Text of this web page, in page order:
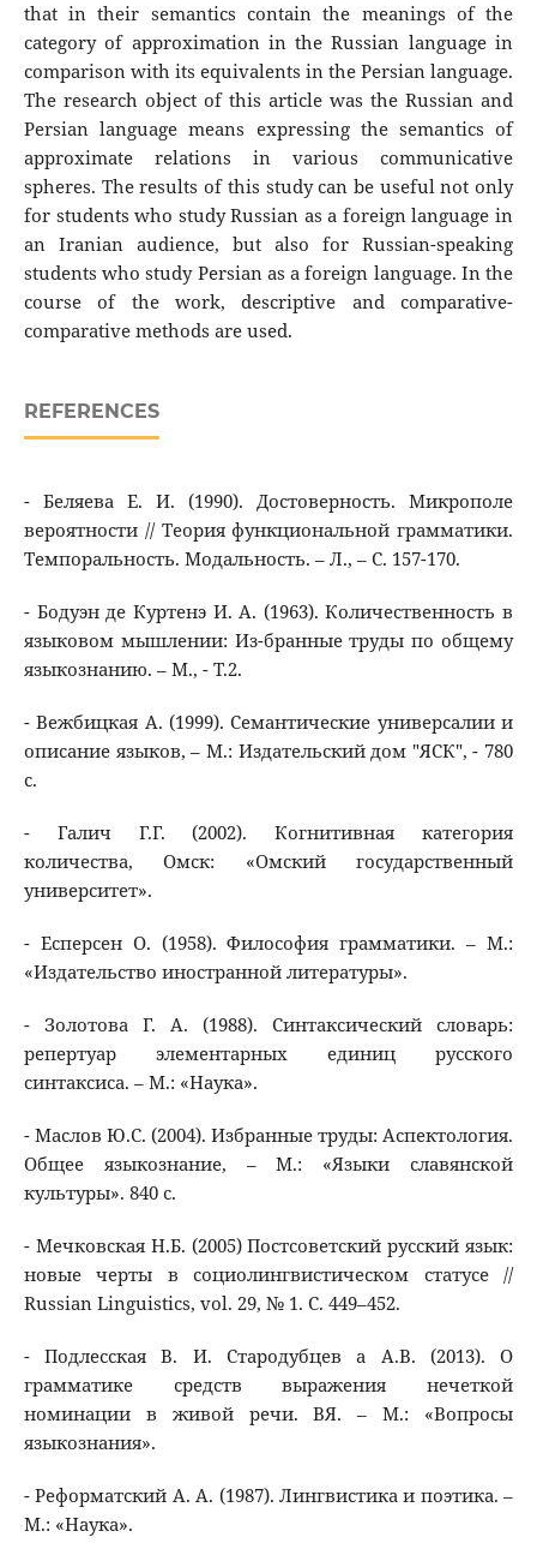
that in their semantics contain the meanings of the
category of approximation in the Russian language in
comparison with its equivalents in the Persian language.
The research object of this article was the Russian and
Persian language means expressing the semantics of
approximate relations in various communicative
spheres. The results of this study can be useful not only
for students who study Russian as a foreign language in
an Iranian audience, but also for Russian-speaking
students who study Persian as a foreign language. In the
course of the work, descriptive and comparative-
comparative methods are used.
REFERENCES
- Беляева Е. И. (1990). Достоверность. Микрополе
вероятности // Теория функциональной грамматики.
Темпоральность. Модальность. – Л., – С. 157-170.
- Бодуэн де Куртенэ И. А. (1963). Количественность в
языковом мышлении: Из-бранные труды по общему
языкознанию. – М., - Т.2.
- Вежбицкая А. (1999). Семантические универсалии и
описание языков, – М.: Издательский дом "ЯСК", - 780
с.
- Галич Г.Г. (2002). Когнитивная категория
количества, Омск: «Омский государственный
университет».
- Есперсен О. (1958). Философия грамматики. – М.:
«Издательство иностранной литературы».
- Золотова Г. А. (1988). Синтаксический словарь:
репертуар элементарных единиц русского
синтаксиса. – М.: «Наука».
- Маслов Ю.С. (2004). Избранные труды: Аспектология.
Общее языкознание, – М.: «Языки славянской
культуры». 840 с.
- Мечковская Н.Б. (2005) Постсоветский русский язык:
новые черты в социолингвистическом статусе //
Russian Linguistics, vol. 29, № 1. С. 449–452.
- Подлесская В. И. Стародубцев а А.В. (2013). О
грамматике средств выражения нечеткой
номинации в живой речи. ВЯ. – М.: «Вопросы
языкознания».
- Реформатский А. А. (1987). Лингвистика и поэтика. –
М.: «Наука».